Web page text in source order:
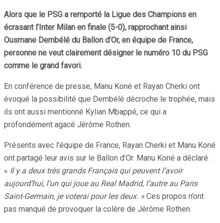
Alors que le PSG a remporté la Ligue des Champions en
écrasant l’Inter Milan en finale (5-0), rapprochant ainsi
Ousmane Dembélé du Ballon d’Or, en équipe de France,
personne ne veut clairement désigner le numéro 10 du PSG
comme le grand favori.
En conférence de presse, Manu Koné et Rayan Cherki ont
évoqué la possibilité que Dembélé décroche le trophée, mais
ils ont aussi mentionné Kylian Mbappé, ce qui a
profondément agacé Jérôme Rothen.
Présents avec l’équipe de France, Rayan Cherki et Manu Koné
ont partagé leur avis sur le Ballon d’Or. Manu Koné a déclaré :
« Il y a deux très grands Français qui peuvent l’avoir
aujourd’hui, l’un qui joue au Real Madrid, l’autre au Paris
Saint-Germain, je voterai pour les deux. » Ces propos n’ont
pas manqué de provoquer la colère de Jérôme Rothen.